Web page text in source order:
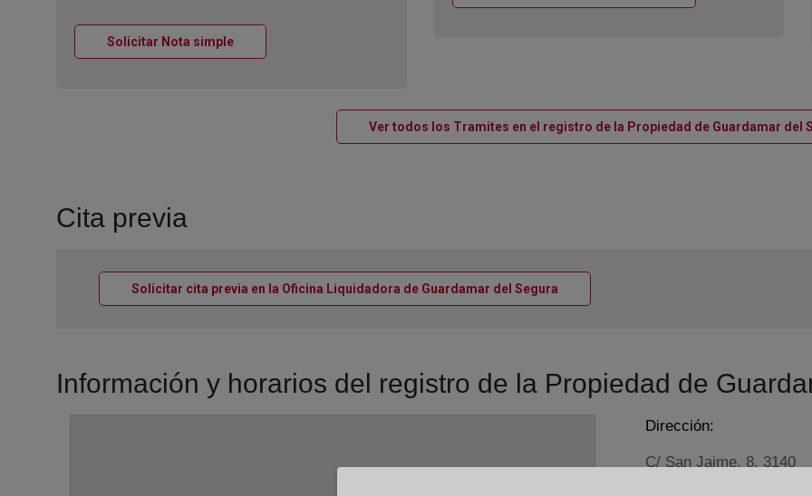
Solicitar Nota simpleVentana nueva
Ver todos los Tramites en el registro de la Propiedad de Guardamar del
Cita previa
Solicitar cita previa en la Oficina Liquidadora de Guardamar del Segura
Información y horarios del registro de la Propiedad de
Dirección:
C/ San Jaime, 8, 3140